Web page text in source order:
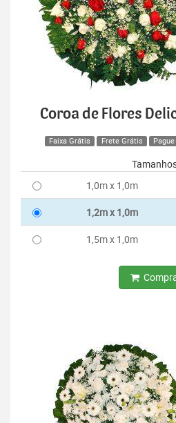
Coroa de Flores
Faixa Grátis Frete Grátis
1,0m x 1,0m
1,2m x 1,0m
1,5m x 1,0m